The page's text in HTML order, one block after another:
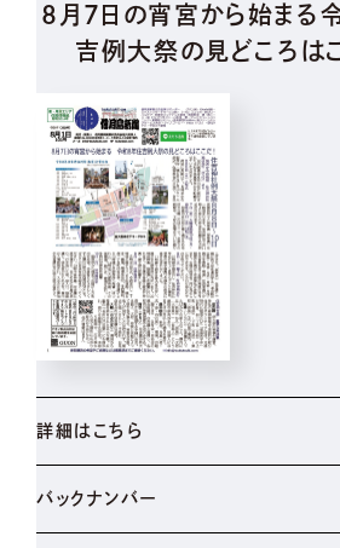
8月7日の宵宮から始まる
吉例大祭の見どころはこ
詳細はこちら
バックナンバー